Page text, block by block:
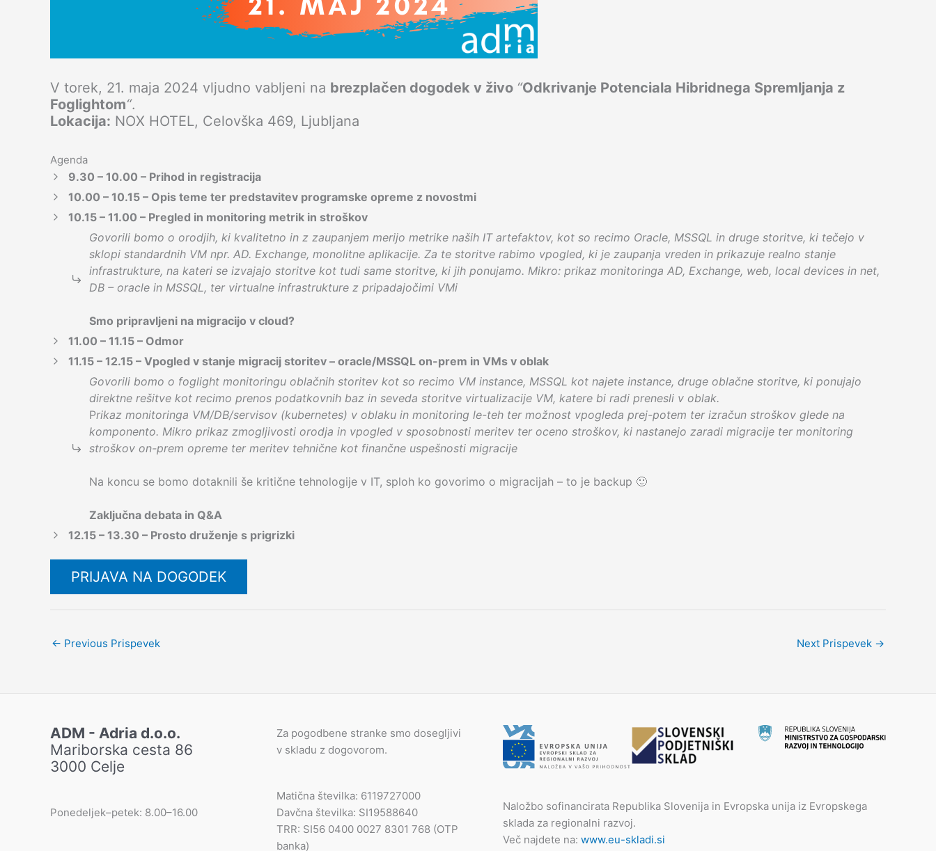
V torek, 21. maja 2024 vljudno vabljeni na brezplačen dogodek v živo “Odkrivanje Potenciala Hibridnega Spremljanja z
Foglightom“.
Lokacija: NOX HOTEL, Celovška 469, Ljubljana
Agenda
9.30 – 10.00 – Prihod in registracija
10.00 – 10.15 – Opis teme ter predstavitev programske opreme z novostmi
10.15 – 11.00 – Pregled in monitoring metrik in stroškov
Govorili bomo o orodjih, ki kvalitetno in z zaupanjem merijo metrike naših IT artefaktov, kot so recimo Oracle, MSSQL in druge storitve, ki tečejo v
sklopi standardnih VM npr. AD. Exchange, monolitne aplikacije. Za te storitve rabimo vpogled, ki je zaupanja vreden in prikazuje realno stanje
infrastrukture, na kateri se izvajajo storitve kot tudi same storitve, ki jih ponujamo. Mikro: prikaz monitoringa AD, Exchange, web, local devices in net,
DB – oracle in MSSQL, ter virtualne infrastrukture z pripadajočimi VMi
Smo pripravljeni na migracijo v cloud?
11.00 – 11.15 – Odmor
11.15 – 12.15 – Vpogled v stanje migracij storitev – oracle/MSSQL on-prem in VMs v oblak
Govorili bomo o foglight monitoringu oblačnih storitev kot so recimo VM instance, MSSQL kot najete instance, druge oblačne storitve, ki ponujajo
direktne rešitve kot recimo prenos podatkovnih baz in seveda storitve virtualizacije VM, katere bi radi prenesli v oblak.
Prikaz monitoringa VM/DB/servisov (kubernetes) v oblaku in monitoring le-teh ter možnost vpogleda prej-potem ter izračun stroškov glede na
komponento. Mikro prikaz zmogljivosti orodja in vpogled v sposobnosti meritev ter oceno stroškov, ki nastanejo zaradi migracije ter monitoring
stroškov on-prem opreme ter meritev tehnične kot finančne uspešnosti migracije
Na koncu se bomo dotaknili še kritične tehnologije v IT, sploh ko govorimo o migracijah – to je backup 🙂
Zaključna debata in Q&A
12.15 – 13.30 – Prosto druženje s prigrizki
PRIJAVA NA DOGODEK
← Previous Prispevek Next Prispevek →
ADM - Adria d.o.o.
Mariborska cesta 86
3000 Celje
Ponedeljek–petek: 8.00–16.00
Za pogodbene stranke smo dosegljivi
v skladu z dogovorom.
Matična številka: 6119727000
Davčna številka: SI19588640
TRR: SI56 0400 0027 8301 768 (OTP
banka)
Naložbo sofinancirata Republika Slovenija in Evropska unija iz Evropskega
sklada za regionalni razvoj.
Več najdete na: www.eu-skladi.si